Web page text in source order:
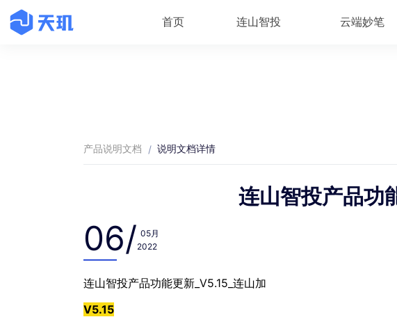
首页 连山智投 云端妙笔
产品说明文档 / 说明文档详情
连山智投产品功
06/ 05月
2022
连山智投产品功能更新_V5.15_连山加
V5.15